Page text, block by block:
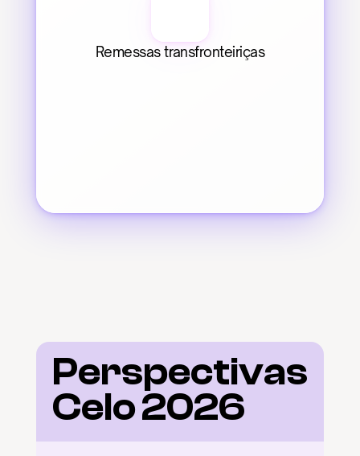
Remessas transfronteiriças
Perspectivas
Celo 2026